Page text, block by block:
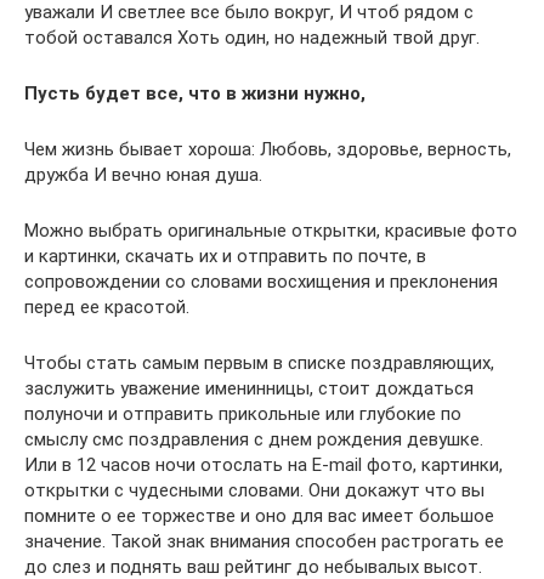
уважали И светлее все было вокруг, И чтоб рядом с
тобой оставался Хоть один, но надежный твой друг.
Пусть будет все, что в жизни нужно,
Чем жизнь бывает хороша: Любовь, здоровье, верность,
дружба И вечно юная душа.
Можно выбрать оригинальные открытки, красивые фото
и картинки, скачать их и отправить по почте, в
сопровождении со словами восхищения и преклонения
перед ее красотой.
Чтобы стать самым первым в списке поздравляющих,
заслужить уважение именинницы, стоит дождаться
полуночи и отправить прикольные или глубокие по
смыслу смс поздравления с днем рождения девушке.
Или в 12 часов ночи отослать на E-mail фото, картинки,
открытки с чудесными словами. Они докажут что вы
помните о ее торжестве и оно для вас имеет большое
значение. Такой знак внимания способен растрогать ее
до слез и поднять ваш рейтинг до небывалых высот.